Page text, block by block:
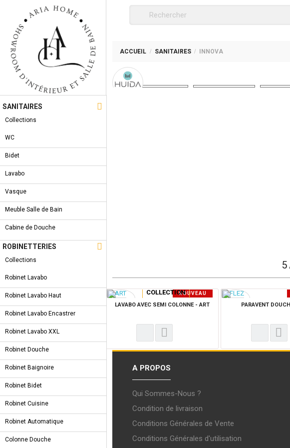
SANITAIRES 
Collections
WC
Bidet
Lavabo
Vasque
Meuble Salle de Bain
Cabine de Douche
ROBINETTERIES 
Collections
Robinet Lavabo
Robinet Lavabo Haut
Robinet Lavabo Encastrer
Robinet Lavabo XXL
Robinet Douche
Robinet Baignoire
Robinet Bidet
Robinet Cuisine
Robinet Automatique
Colonne Douche
ACCUEIL SANITAIRES INNOVA
5
NOUVEAU
COLLECTION
LAVABO AVEC SEMI COLONNE - ART PARAVENT
A PROPOS
Qui Sommes-Nous ?
Condition de livraison
Conditions Générales de Vente
Conditions Générales d'utilisation